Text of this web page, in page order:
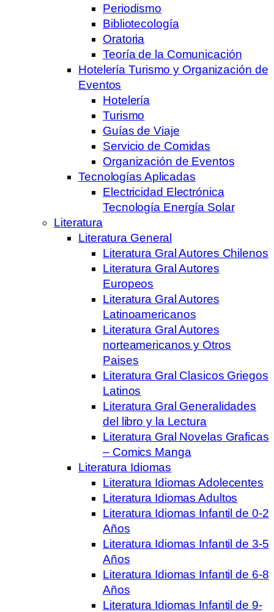
Periodismo
Bibliotecología
Oratoria
Teoría de la Comunicación
Hotelería Turismo y Organización de
Eventos
Hotelería
Turismo
Guías de Viaje
Servicio de Comidas
Organización de Eventos
Tecnologías Aplicadas
Electricidad Electrónica
Tecnología Energía Solar
Literatura
Literatura General
Literatura Gral Autores Chilenos
Literatura Gral Autores
Europeos
Literatura Gral Autores
Latinoamericanos
Literatura Gral Autores
norteamericanos y Otros
Paises
Literatura Gral Clasicos Griegos
Latinos
Literatura Gral Generalidades
del libro y la Lectura
Literatura Gral Novelas Graficas
– Comics Manga
Literatura Idiomas
Literatura Idiomas Adolecentes
Literatura Idiomas Adultos
Literatura Idiomas Infantil de 0-2
Años
Literatura Idiomas Infantil de 3-5
Años
Literatura Idiomas Infantil de 6-8
Años
Literatura Idiomas Infantil de 9-